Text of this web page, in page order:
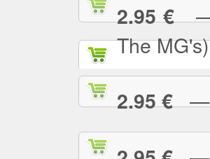
2.95 €—
The MG's)
2.95 €—